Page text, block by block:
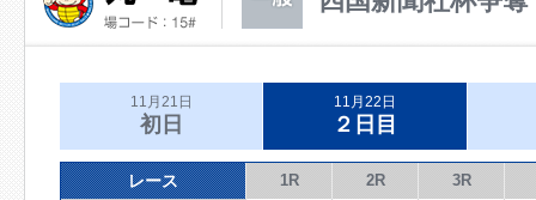
11月21日
初日
11月22日
２日目
レース 1R 2R 3R